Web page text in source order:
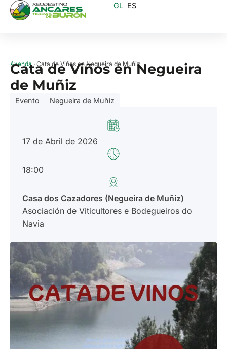
GL ES
Axenda· Cata de Viños en Negueira de Muñiz
Cata de Viños en Negueira
de Muñiz
Evento Negueira de Muñiz
17 de Abril de 2026
18:00
Casa dos Cazadores (Negueira de Muñiz)
Asociación de Viticultores e Bodegueiros do
Navia